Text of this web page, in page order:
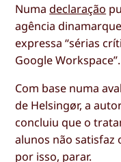
Numadeclaração
agência
expressa “sérias
Google Workspace”.
Com base numa
de Helsingør, a
concluiu que o
alunos não satisfaz
por isso, parar.